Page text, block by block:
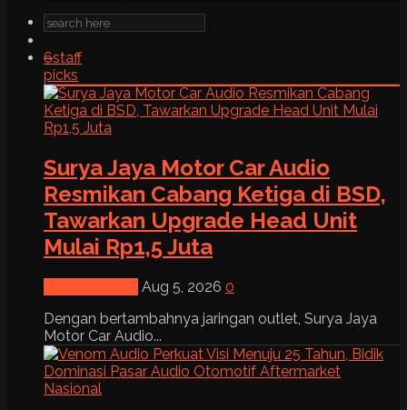
6staff
picks
Surya Jaya Motor Car Audio
Resmikan Cabang Ketiga di BSD,
Tawarkan Upgrade Head Unit
Mulai Rp1,5 Juta
Aug 5, 2026 0
Dengan bertambahnya jaringan outlet, Surya Jaya
Motor Car Audio...